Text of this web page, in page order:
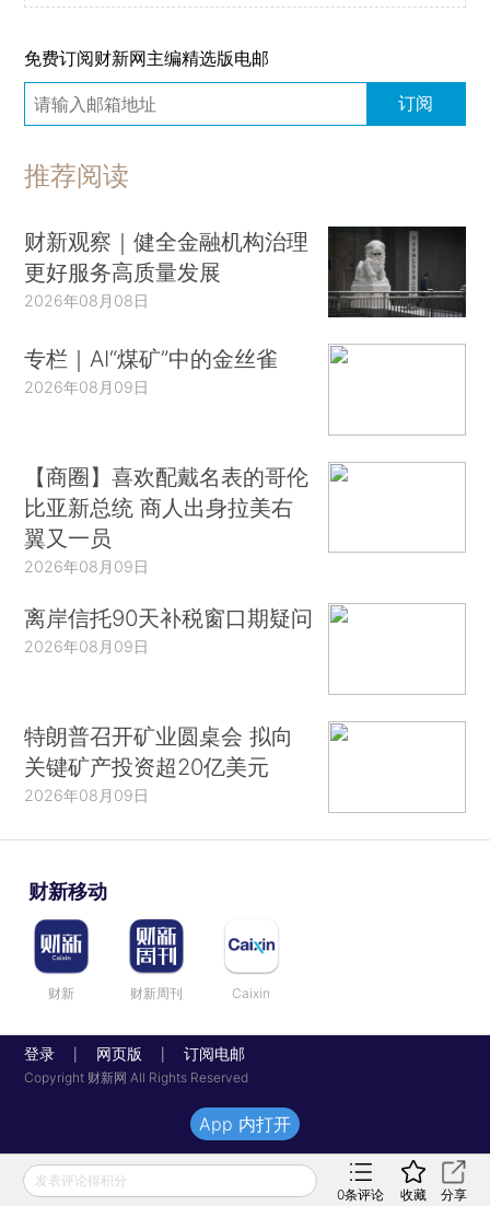
免费订阅财新网主编精选版电邮
订阅
推荐阅读
财新观察｜健全金融机构治理
更好服务高质量发展
2026年08月08日
专栏｜AI“煤矿”中的金丝雀
2026年08月09日
【商圈】喜欢配戴名表的哥伦
比亚新总统 商人出身拉美右
翼又一员
2026年08月09日
离岸信托90天补税窗口期疑问
2026年08月09日
特朗普召开矿业圆桌会 拟向
关键矿产投资超20亿美元
2026年08月09日
财新移动
财新 财新周刊 Caixin
登录 网页版 订阅电邮
Copyright 财新网 All Rights Reserved
发表评论得积分
0条评论 收藏 分享
App 内打开